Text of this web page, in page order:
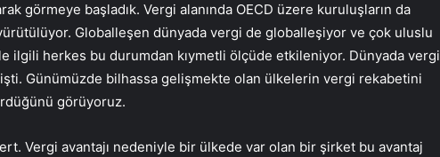
görmeye başladık. Vergi alanında OECD üzere kuruluşların da
yürütülüyor. Globalleşen dünyada vergi de globalleşiyor ve çok uluslu
ilgili herkes bu durumdan kıymetli ölçüde etkileniyor. Dünyada vergi
Günümüzde bilhassa gelişmekte olan ülkelerin vergi rekabetini
görüyoruz.
Vergi avantajı nedeniyle bir ülkede var olan bir şirket bu avantaj